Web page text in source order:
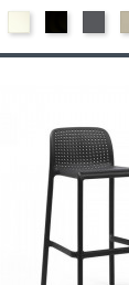
-
Blanc
-
Noir
-
Gris